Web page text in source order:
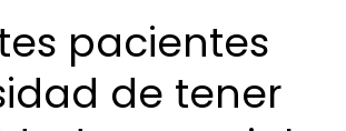
pacientes
de tener